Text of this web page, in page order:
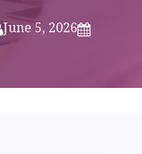
June 5, 2026